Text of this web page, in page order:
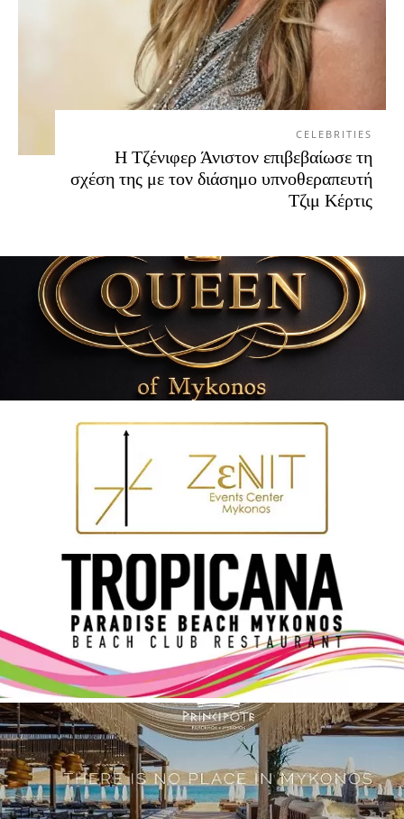
CELEBRITIES
Η Τζένιφερ Άνιστον επιβεβαίωσε τη
σχέση της με τον διάσημο υπνοθεραπευτή
Τζιμ Κέρτις